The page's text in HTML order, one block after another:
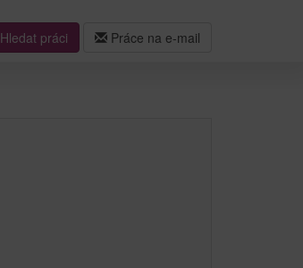
Hledat práci Práce na e-mail